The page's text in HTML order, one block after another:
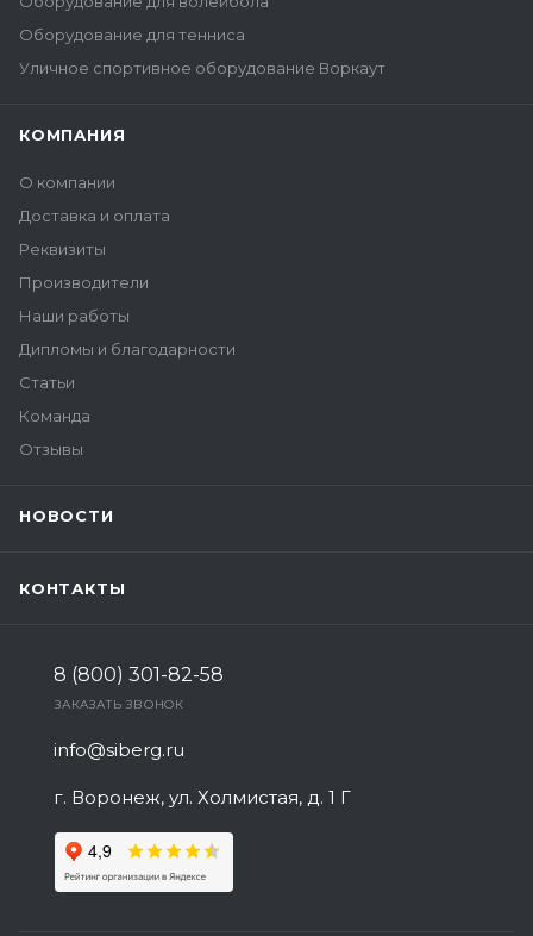
Оборудование для тенниса
Уличное спортивное оборудование Воркаут
КОМПАНИЯ
О компании
Доставка и оплата
Реквизиты
Производители
Наши работы
Дипломы и благодарности
Статьи
Команда
Отзывы
НОВОСТИ
КОНТАКТЫ
8 (800) 301-82-58
ЗАКАЗАТЬ ЗВОНОК
info@siberg.ru
г. Воронеж, ул. Холмистая, д. 1 Г